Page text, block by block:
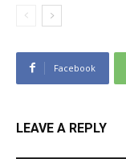
Facebook
LEAVE A REPLY